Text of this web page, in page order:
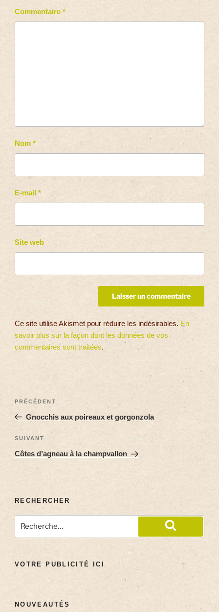
Commentaire *
Nom *
E-mail *
Site web
Ce site utilise Akismet pour réduire les indésirables. En
savoir plus sur la façon dont les données de vos
commentaires sont traitées.
PRÉCÉDENT
Gnocchis aux poireaux et gorgonzola
SUIVANT
Côtes d’agneau à la champvallon
RECHERCHER
VOTRE PUBLICITÉ ICI
NOUVEAUTÉS